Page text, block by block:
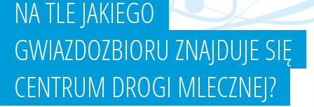
NA TLE JAKIEGO
GWIAZDOZBIORU ZNAJDUJE SIĘ
CENTRUM DROGI MLECZNEJ?